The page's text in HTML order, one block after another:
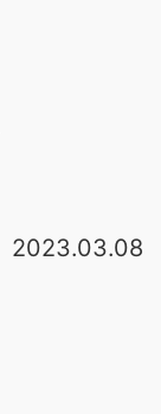
2023.03.08